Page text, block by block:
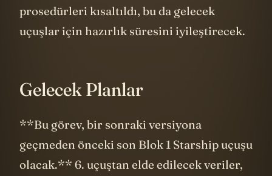
prosedürleri kısaltıldı, bu da gelecek
uçuşlar için hazırlık süresini iyileştirecek.
Gelecek Planlar
**Bu görev, bir sonraki versiyona
geçmeden önceki son Blok 1 Starship uçuşu
olacak.** 6. uçuştan elde edilecek veriler,